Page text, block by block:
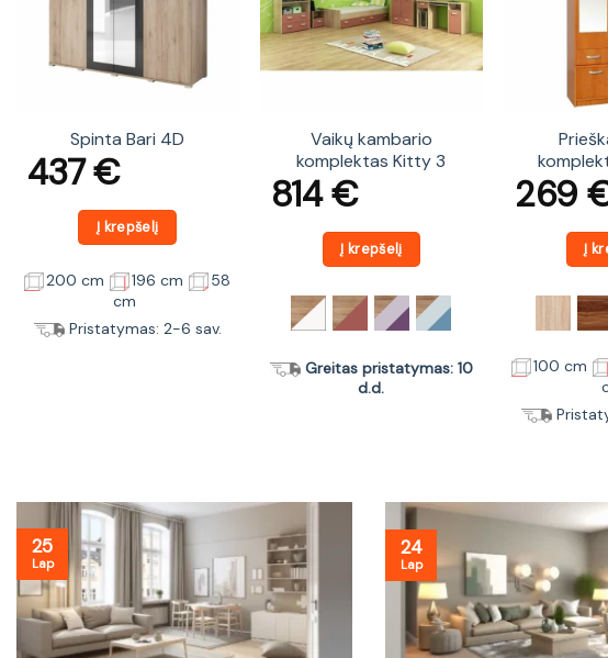
Spinta Bari 4D
437€
Į krepšelį
200 cm 196 cm
58
cm
Pristatymas: 2-6 sav.
Vaikų kambario
komplektas Kitty 3
814€
Į krepšelį
Greitas pristatymas: 10
d.d.
269
Į
100 cm
25
Lap
24
Lap